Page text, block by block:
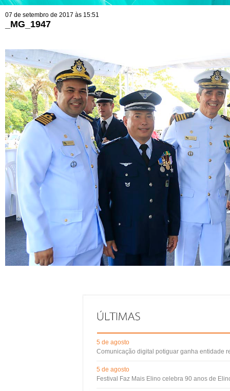
07 de setembro de 2017 às 15:51
_MG_1947
5 de agosto
Comunicação digital potiguar ganha entidade
5 de agosto
Festival Faz Mais Elino celebra 90 anos de